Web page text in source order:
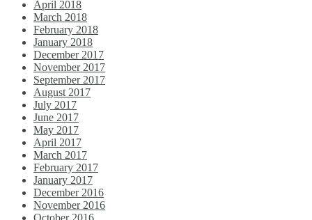
April 2018
March 2018
February 2018
January 2018
December 2017
November 2017
September 2017
August 2017
July 2017
June 2017
May 2017
April 2017
March 2017
February 2017
January 2017
December 2016
November 2016